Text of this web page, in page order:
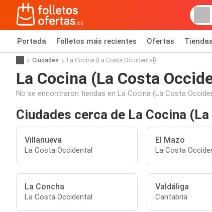
Portada Folletos más recientes Ofertas Tiendas
Ciudades La Cocina (La Costa Occidental)
La Cocina (La Costa
No se encontraron tiendas en La Cocina (La Costa
Ciudades cerca de La Cocina
Villanueva
La Costa Occidental
El Mazo
La Costa
La Concha
La Costa Occidental
Valdáliga
Cantabria